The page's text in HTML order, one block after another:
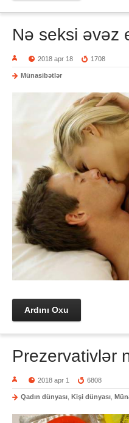
Nə seksi əvəz
2018 apr 18 1708
Münasibətlər
Ardını Oxu
Prezervativlər
2018 apr 1 6808
Qadın dünyası Kişi dünyası